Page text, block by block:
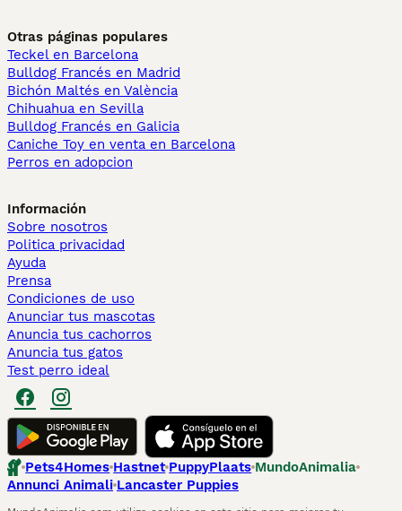
Otras páginas populares
Teckel en Barcelona
Bulldog Francés en Madrid
Bichón Maltés en València
Chihuahua en Sevilla
Bulldog Francés en Galicia
Caniche Toy en venta en Barcelona
Perros en adopcion
Información
Sobre nosotros
Politica privacidad
Ayuda
Prensa
Condiciones de uso
Anunciar tus mascotas
Anuncia tus cachorros
Anuncia tus gatos
Test perro ideal
Pets4Homes Hastnet PuppyPlaats MundoAnimalia
Annunci Animali Lancaster Puppies